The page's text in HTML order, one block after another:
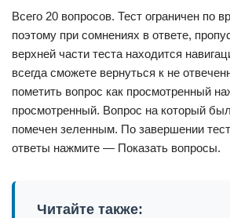
Всего 20 вопросов. Тест ограничен по
поэтому при сомнениях в ответе,
верхней части теста находится
всегда сможете вернуться к не
пометить вопрос как просмотренный
просмотренный. Вопрос на который
помечен зеленным. По завершении
ответы нажмите — Показать вопросы.
Читайте также: